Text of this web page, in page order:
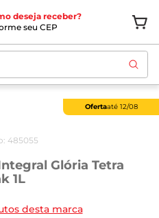
deseja receber?
seu CEP
Ofertaaté 12/08
: 485055
Glória Tetra
1L
desta marca